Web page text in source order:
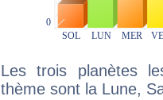
Les trois planètes
thème sont la Lune,